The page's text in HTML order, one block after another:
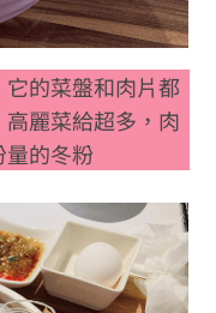
的菜盤和肉片都
麗菜給超多，肉
量的冬粉